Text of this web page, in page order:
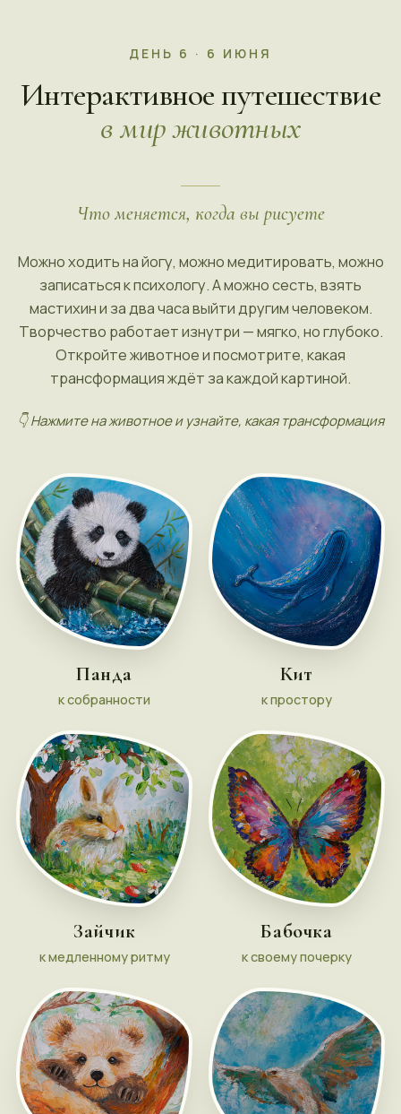
ДЕНЬ 6 · 6 ИЮНЯ
Интерактивное путешествие
в мир животных
Что меняется, когда вы рисуете
Можно ходить на йогу, можно медитировать, можно
записаться к психологу. А можно сесть, взять
мастихин и за два часа выйти другим человеком.
Творчество работает изнутри — мягко, но глубоко.
Откройте животное и посмотрите, какая
трансформация ждёт за каждой картиной.
Нажмите на животное и узнайте, какая трансформация
Панда
к собранности
Кит
к простору
Зайчик
к медленному ритму
Бабочка
к своему почерку